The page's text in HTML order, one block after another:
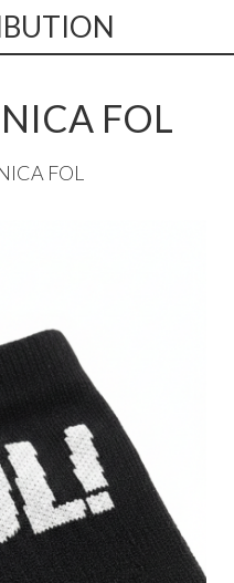
FOL
FOL